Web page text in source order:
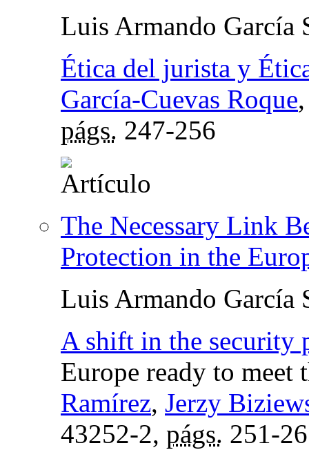
Luis Armando García
Ética del jurista y
García-Cuevas Roque
págs. 247-256
The Necessary Link
Protection in the
Luis Armando García
A shift in the security
Europe ready to meet
Ramírez, Jerzy
43252-2, págs. 251-